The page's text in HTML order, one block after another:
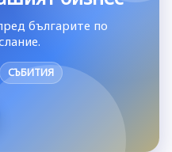
българите по
СЪБИТИЯ